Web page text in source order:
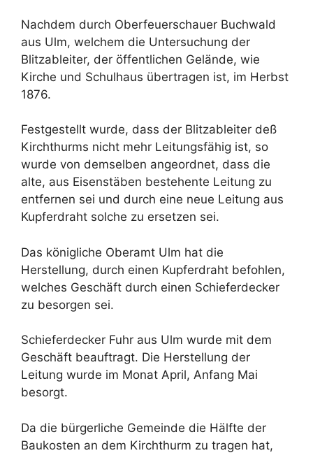
Nachdem durch Oberfeuerschauer Buchwald
aus Ulm, welchem die Untersuchung der
Blitzableiter, der öffentlichen Gelände, wie
Kirche und Schulhaus übertragen ist, im Herbst
1876.
Festgestellt wurde, dass der Blitzableiter deß
Kirchthurms nicht mehr Leitungsfähig ist, so
wurde von demselben angeordnet, dass die
alte, aus Eisenstäben bestehente Leitung zu
entfernen sei und durch eine neue Leitung aus
Kupferdraht solche zu ersetzen sei.
Das königliche Oberamt Ulm hat die
Herstellung, durch einen Kupferdraht befohlen,
welches Geschäft durch einen Schieferdecker
zu besorgen sei.
Schieferdecker Fuhr aus Ulm wurde mit dem
Geschäft beauftragt. Die Herstellung der
Leitung wurde im Monat April, Anfang Mai
besorgt.
Da die bürgerliche Gemeinde die Hälfte der
Baukosten an dem Kirchthurm zu tragen hat,